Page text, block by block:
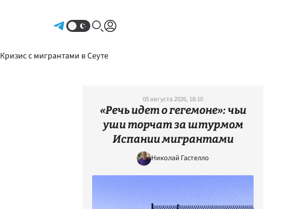
Кризис с мигрантами в Сеуте
05 августа 2026, 18:10
«Речь идет о гегемоне»: чьи
уши торчат за штурмом
Испании мигрантами
Николай Гастелло